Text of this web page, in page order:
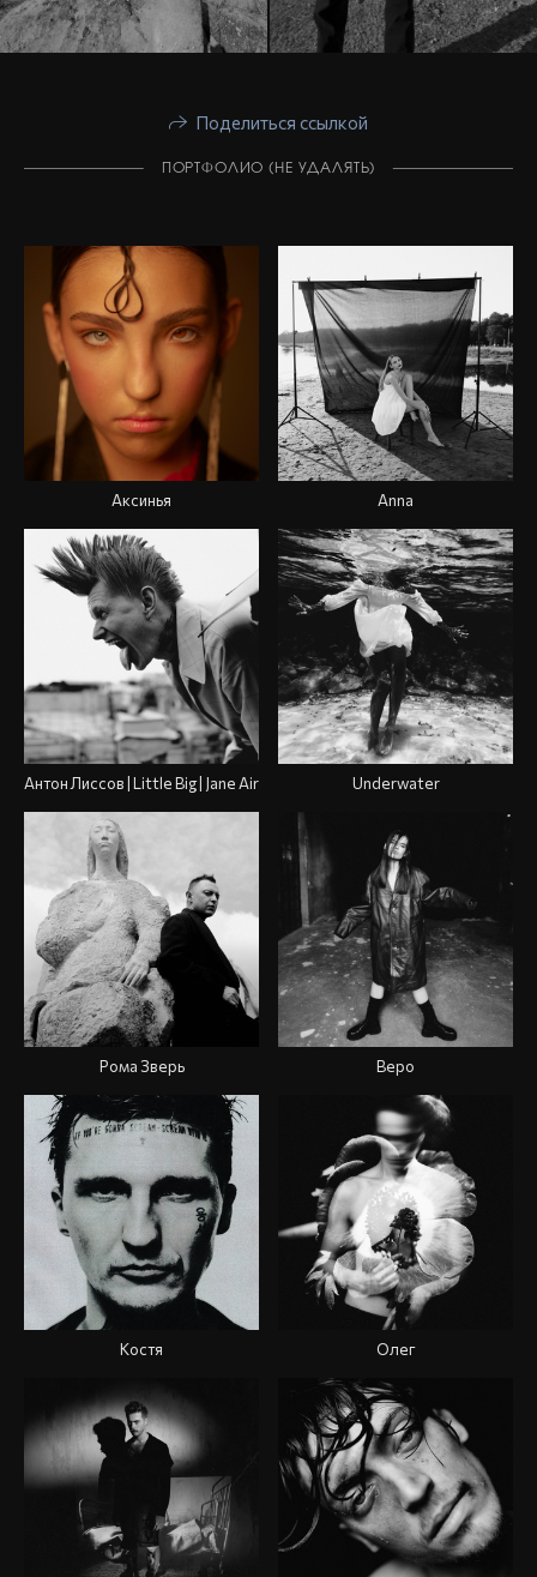
Поделиться ссылкой
ПОРТФОЛИО (НЕ УДАЛЯТЬ)
Аксинья Anna
Антон Лиссов | Little Big | Jane Air Underwater
Рома Зверь Веро
Костя Олег